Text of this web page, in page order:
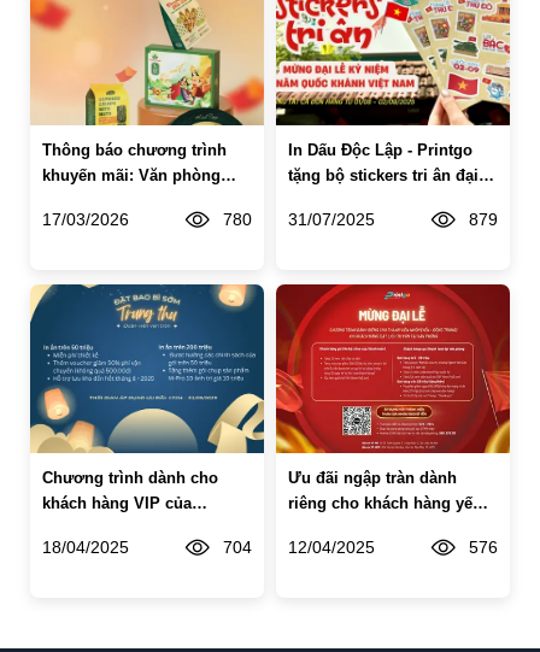
Thông báo chương trình
khuyến mãi: Văn phòng
17/03/2026 780
In Dấu Độc Lập - Printgo
tặng bộ stickers tri ân đại lễ
31/07/2025 879
Chương trình dành cho
khách hàng VIP của
hộp quà trung thu sớm
18/04/2025 704
Ưu đãi ngập tràn dành
riêng cho khách hàng yến,
Mừng đại lễ 30/4
12/04/2025 576